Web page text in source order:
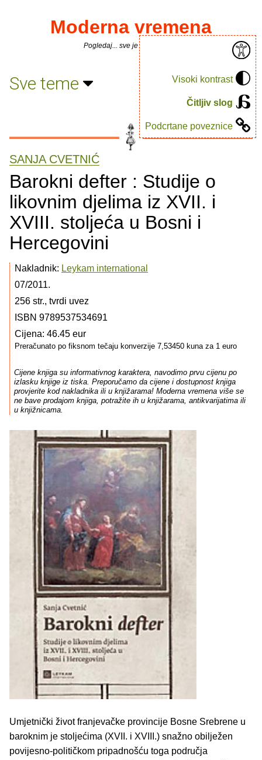
Visoki kontrast
Čitljiv slog
Podcrtane poveznice
Moderna vremena
Pogledaj... sve je puno knjiga.
Sve teme
SANJA CVETNIĆ
Barokni defter : Studije o
likovnim djelima iz XVII. i
XVIII. stoljeća u Bosni i
Hercegovini
Nakladnik: Leykam international
07/2011.
256 str., tvrdi uvez
ISBN 9789537534691
Cijena: 46.45 eur
Preračunato po fiksnom tečaju konverzije 7,53450 kuna za 1 euro
Cijene knjiga su informativnog karaktera, navodimo prvu cijenu po
izlasku knjige iz tiska. Preporučamo da cijene i dostupnost knjiga
provjerite kod nakladnika ili u knjižarama! Moderna vremena više se
ne bave prodajom knjiga, potražite ih u knjižarama, antikvarijatima ili
u knjižnicama.
Umjetnički život franjevačke provincije Bosne Srebrene u
baroknim je stoljećima (XVII. i XVIII.) snažno obilježen
povijesno-političkom pripadnošću toga područja